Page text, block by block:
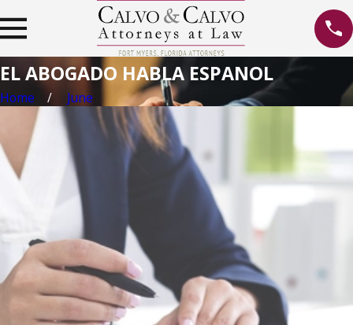
EL ABOGADO HABLA ESPANOL
Home June